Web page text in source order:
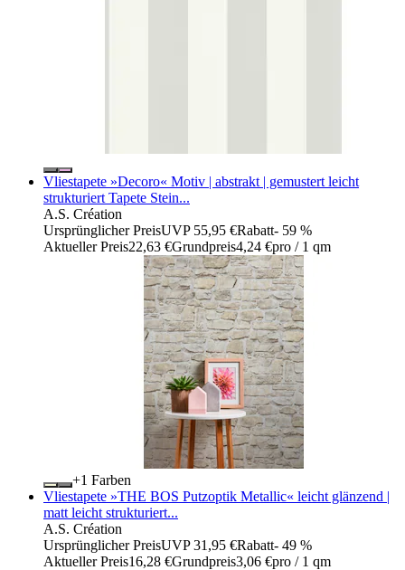
Vliestapete »Decoro« Motiv | abstrakt | gemustert leicht
strukturiert Tapete Stein...
A.S. Création
Ursprünglicher PreisUVP 55,95 €Rabatt- 59 %
Aktueller Preis22,63 €Grundpreis4,24 €pro / 1 qm
+
Farben
Vliestapete »THE BOS Putzoptik Metallic« leicht glänzend |
matt leicht strukturiert...
A.S. Création
Ursprünglicher PreisUVP 31,95 €Rabatt- 49 %
Aktueller Preis16,28 €Grundpreis3,06 €pro / 1 qm